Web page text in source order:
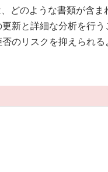
どのような書類が含ま
新と詳細な分析を行う
のリスクを抑えられる